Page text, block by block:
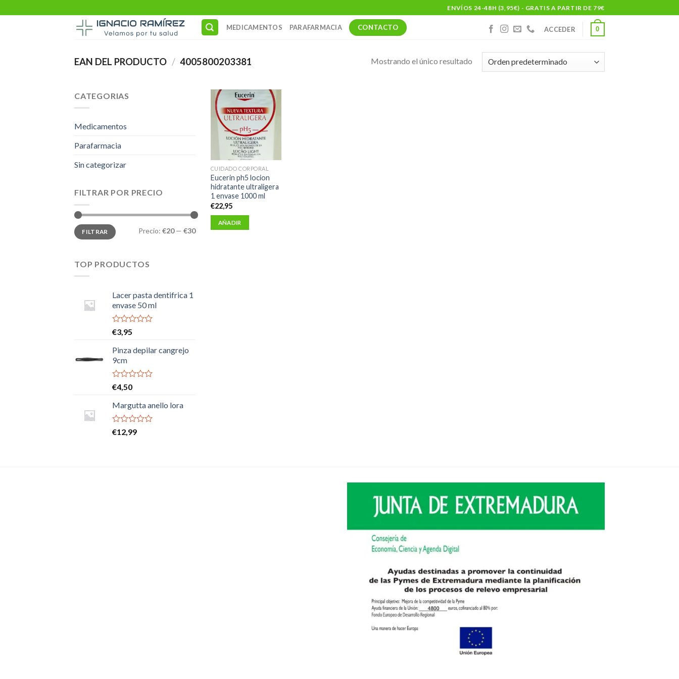
to
ENVÍOS 24-48H (3,95€) - GRATIS A PARTIR DE 79€
MEDICAMENTOS PARAFARMACIA CONTACTO ACCEDER 0
EAN DEL PRODUCTO / 4005800203381 Mostrando el único resultado
CATEGORIAS
Medicamentos
Parafarmacia
Sin categorizar
FILTRAR POR PRECIO
Precio
mínimo
Precio
máximo
FILTRAR Precio: €20— €30
TOP PRODUCTOS
Lacer pasta dentifrica 1
envase 50 ml
Valorado
con
0
de
5
€3,95
Pinza depilar cangrejo
9cm
Valorado
con
0
de
5
€4,50
Margutta anello lora
Valorado
€12,99
CUIDADO CORPORAL
Eucerin ph5 locion
hidratante ultraligera
1 envase 1000 ml
€22,95
AÑADIR